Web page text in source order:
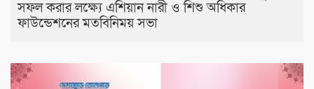
সফল করার লক্ষ্যে এশিয়ান নারী ও শিশু অধিকার
ফাউন্ডেশনের মতবিনিময় সভা